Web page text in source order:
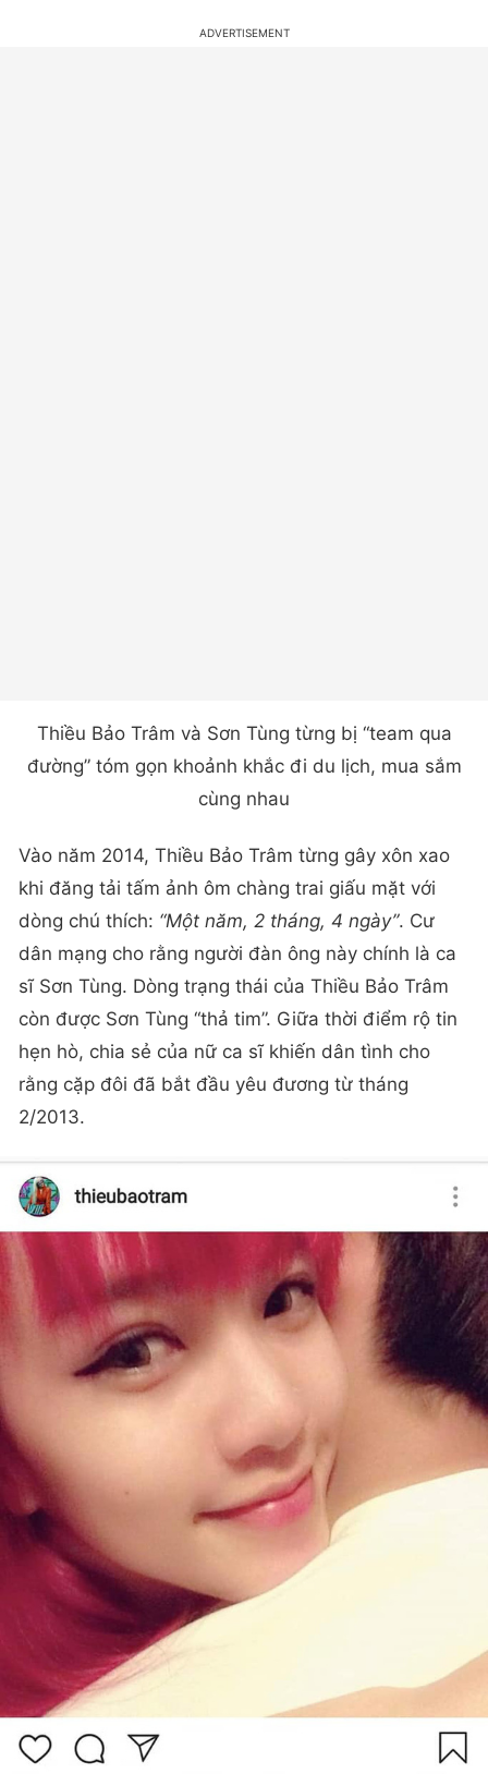
Thiều Bảo Trâm và Sơn Tùng từng bị “team qua
đường” tóm gọn khoảnh khắc đi du lịch, mua sắm
cùng nhau
Vào năm 2014, Thiều Bảo Trâm từng gây xôn xao
khi đăng tải tấm ảnh ôm chàng trai giấu mặt với
dòng chú thích: “Một năm, 2 tháng, 4 ngày”. Cư
dân mạng cho rằng người đàn ông này chính là ca
sĩ Sơn Tùng. Dòng trạng thái của Thiều Bảo Trâm
còn được Sơn Tùng “thả tim”. Giữa thời điểm rộ tin
hẹn hò, chia sẻ của nữ ca sĩ khiến dân tình cho
rằng cặp đôi đã bắt đầu yêu đương từ tháng
2/2013.